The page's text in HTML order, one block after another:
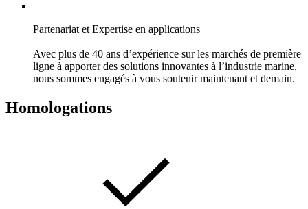
Partenariat et Expertise en applications
Avec plus de 40 ans d’expérience sur les marchés de première
ligne à apporter des solutions innovantes à l’industrie marine,
nous sommes engagés à vous soutenir maintenant et demain.
Homologations